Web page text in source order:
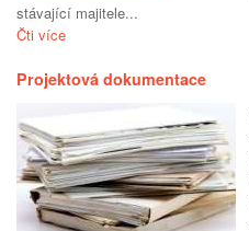
stávající majitele...
Čti více
Projektová dokumentace